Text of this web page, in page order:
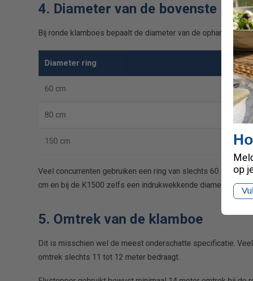
4. Diameter van de bovenste ring
Bij ronde klamboes bepaalt de diameter van de ophangring
Diameter ring
60 cm
80 cm
150 cm
Veel concurrenten gebruiken een ring van slechts 60 cm.
cm en bij de K1500 zelfs een indrukwekkende diameter van
5. Omtrek van de klamboe
Dit is misschien wel de meest onderschatte specificatie.
omtrek slechts 11 tot 12 meter bedraagt.
op
Email